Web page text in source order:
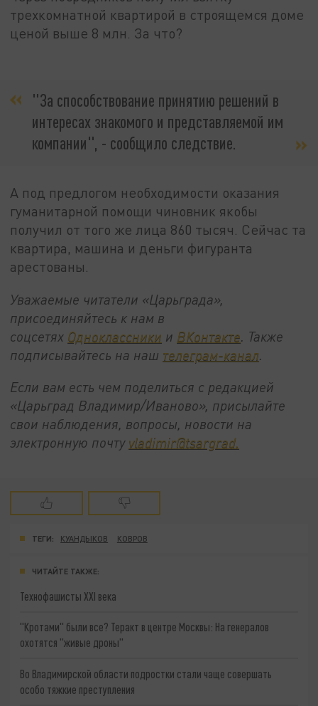
трехкомнатной квартирой в строящемся доме
ценой выше 8 млн. За что?
"За способствование принятию решений в
интересах знакомого и представляемой им
компании", - сообщило следствие.
А под предлогом необходимости оказания
гуманитарной помощи чиновник якобы
получил от того же лица 860 тысяч. Сейчас та
квартира, машина и деньги фигуранта
арестованы.
Уважаемые читатели «Царьграда»,
присоединяйтесь к нам в
соцсетях Одноклассники и ВКонтакте. Также
подписывайтесь на наш телеграм-канал.
Если вам есть чем поделиться с редакцией
«Царьград Владимир/Иваново», присылайте
свои наблюдения, вопросы, новости на
электронную почту vladimir@tsargrad.
ТЕГИ: КУАНДЫКОВ КОВРОВ
ЧИТАЙТЕ ТАКЖЕ:
Технофашисты XXI века
"Кротами" были все? Теракт в центре Москвы: На генералов
охотятся "живые дроны"
Во Владимирской области подростки стали чаще совершать
особо тяжкие преступления